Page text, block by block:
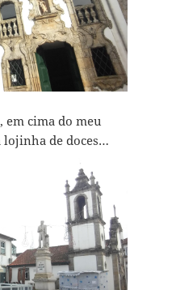
cima do meu
de doces…